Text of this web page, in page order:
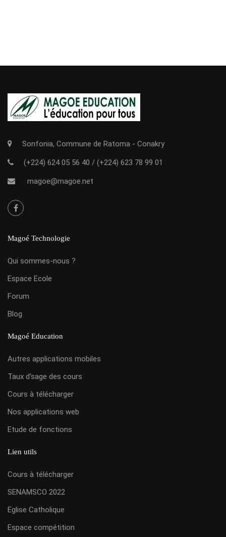
Sonfonia, Commune de Ratoma - Conakry
(+224) 624 05 56 40 / (+224) 623 78 99 01
magoe@magoe.net
Magoé Technologie
Qui sommes-nous ?
Espace Ecole
Forum
Blog
Magoé Education
Autres applications mobiles
Taux d'sage des cours
Cours à télécharger
Nos applications web
Etude de fonctions
Lien utils
Cours à télécharger
SENAMSCO 2022
Eglise Catholique
Espace compétition